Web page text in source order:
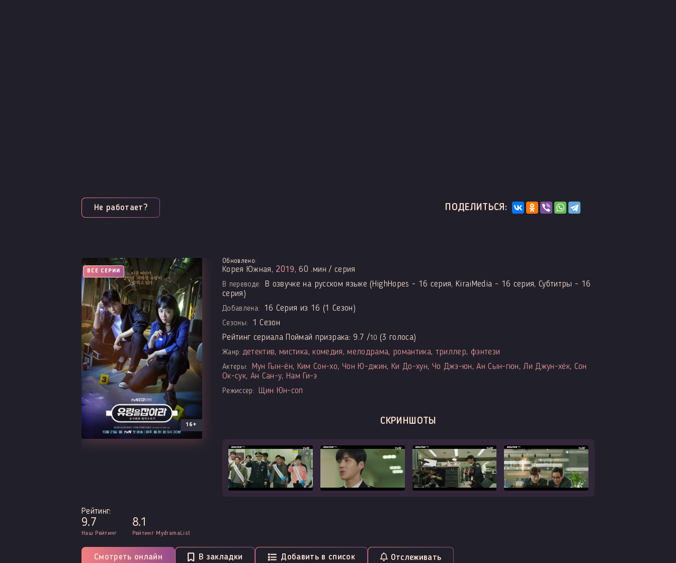
Не работает? ПОДЕЛИТЬСЯ:
ВСЕ СЕРИИ
16+
Обновлено:
Корея Южная, 2019, 60 .мин / серия
В переводе:
В озвучке на русском языке (HighHopes - 16 серия, KiraiMedia - 16 серия, Субтитры - 16
серия)
Добавлена: 16 Серия из 16 (1 Сезон)
Сезоны:
1 Сезон
Рейтинг сериала Поймай призрака: 9.7 /10 (3 голоса)
Жанр: детектив,мистика,комедия,мелодрама, романтика, триллер, фэнтези
Актеры: Мун Гын-ён, Ким Сон-хо, Чон Ю-джин, Ки До-хун, Чо Джэ-юн,Ан Сын-гюн,Ли Джун-хёк, Сон
Ок-сук, Ан Сан-у, Нам Ги-э
Режиссер: Щин Юн-соп
СКРИНШОТЫ
Рейтинг:
9.7
Наш Рейтинг
8.1
Рейтинг MydramaList
Смотреть онлайн В закладки Добавить в список Отслеживать